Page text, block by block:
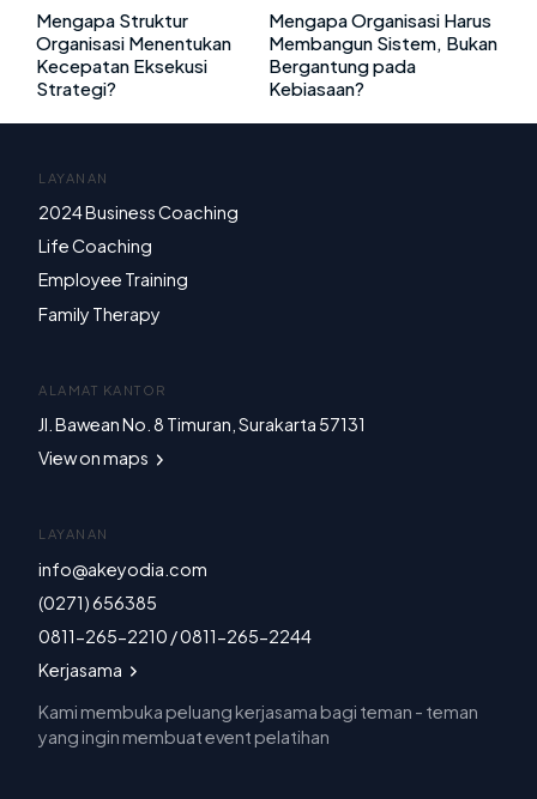
Mengapa Struktur
Organisasi Menentukan
Kecepatan Eksekusi
Strategi?
Mengapa Organisasi Harus
Membangun Sistem, Bukan
Bergantung pada
Kebiasaan?
LAYANAN
2024 Business Coaching
Life Coaching
Employee Training
Family Therapy
ALAMAT KANTOR
Jl. Bawean No. 8 Timuran, Surakarta 57131
View on maps
LAYANAN
info@akeyodia.com
(0271) 656385
0811-265-2210 / 0811-265-2244
Kerjasama
Kami membuka peluang kerjasama bagi teman - teman
yang ingin membuat event pelatihan